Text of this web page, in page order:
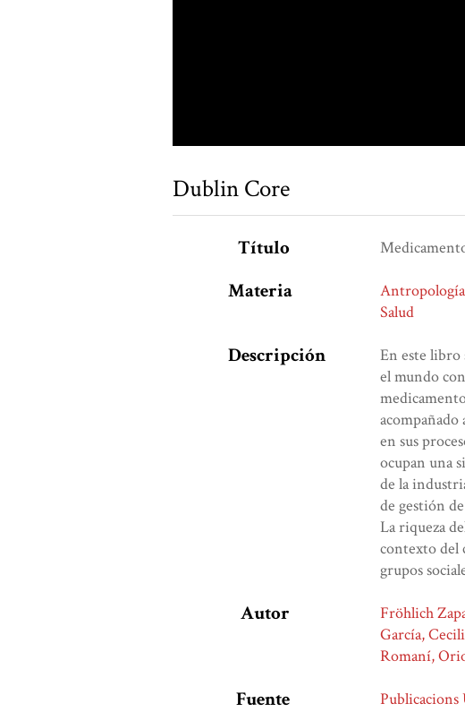
Dublin Core
Título
Materia
Salud
Descripción
En este libro
el mundo
en sus
ocupan una
de la
de gestión
La riqueza
contexto del
grupos
Autor
Fröhlich
García,
Romaní,
Fuente Publicacions